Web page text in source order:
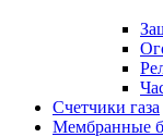
Счетчики газа
Мембранные